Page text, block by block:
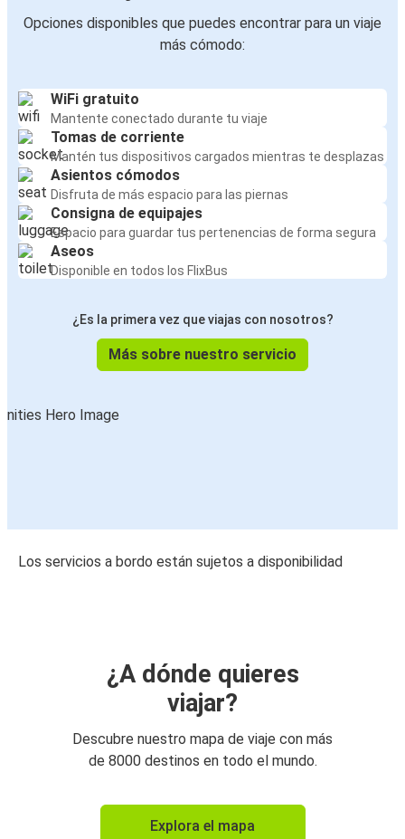
Opciones disponibles que puedes encontrar para un viaje
más cómodo:
WiFi gratuito
Mantente conectado durante tu viaje
Tomas de corriente
Mantén tus dispositivos cargados mientras te desplazas
Asientos cómodos
Disfruta de más espacio para las piernas
Consigna de equipajes
Espacio para guardar tus pertenencias de forma segura
Aseos
Disponible en todos los FlixBus
¿Es la primera vez que viajas con nosotros?
Más sobre nuestro servicio
Los servicios a bordo están sujetos a disponibilidad
¿A dónde quieres
viajar?
Descubre nuestro mapa de viaje con más
de 8000 destinos en todo el mundo.
Explora el mapa